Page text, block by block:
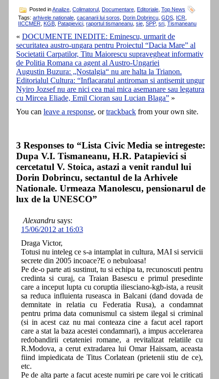
Posted inAnalize Colimatorul Documentare Editoriale Top News
Tags: arhivele nationale cacanarii lui soros Dorin Dobrincu GDS ICR
IICCMER
KGB Patapievici raportul tismaneanu sie SPP, sri Tismaneanu
« DOCUMENTE INEDITE: Eminescu, urmarit de
securitatea austro-ungara pentru Proiectul “Dacia Mare” al
Societatii Carpatilor, Titu Maiorescu supravegheat informativ
de Politia Romana ca agent al Austro-Ungariei
Augustin Buzura: „Nostalgia“ nu are halta la Trianon.
Editorialul Cultura: “Inflacaratul antiroman si antisemit ungur
Nyiro Jozsef nu are nici cea mai mica asemanare sau legatura
cu Mircea Eliade, Emil Cioran sau Lucian Blaga” »
You can leave a response, ortrackback from your own site.
3 Responses to “Lista Civic Media se intregeste:
Dupa V.I. Tismaneanu, H.R. Patapievici si
cercetatul V. Stoica, astazi a venit randul lui
Dorin Dobrincu, sectantul de la Arhivele
Nationale. Urmeaza Manolescu, pensionarul de
lux de la UNESCO”
Alexandru says:
15/06/2012 at 16:03
Draga Victor,
Totusi nu inteleg ce s-a intamplat in cultura, MAI si servicii
secrete din 2005 incoace?E o nebuloasa!
Pe de-o parte ati sustinut, tu si echipa ta, recunoscuti pentru
credinta si curaj, ca Traian Basescu e primul presedinte
care a inceput lupta cu coruptia iliesciano-kgb-ista, a reusit
sa reduca influienta ruseasca in Balcani (dand dovada de
demnitate in relatia cu Federatia Rusa), a condamnat
pentru prima data comunismul ca sistem ilegal si criminal
(si in acest caz nu mai conteaza cine a facut acel raport
care a stat la baza acestei condamnari), a impus accelerarea
redobandirii cetateniei romane, a revitalizat relatiile cu
R.Modova, a cerut extradarea lui Omar Haissam, aceasta
fiind impiedicata de Titus Corlatean (prietenii stiu de ce),
etc.
Pe de alta parte a facut aceste numiri pe care voi le criticati